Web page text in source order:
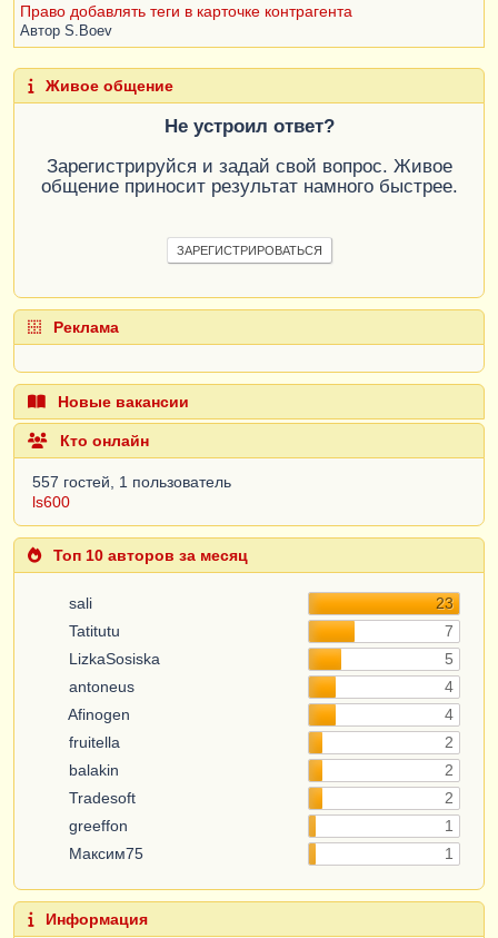
Право добавлять теги в карточке контрагента
Автор S.Boev
Живое общение
Не устроил ответ?
Зарегистрируйся и задай свой вопрос. Живое
общение приносит результат намного быстрее.
ЗАРЕГИСТРИРОВАТЬСЯ
Реклама
Новые вакансии
Кто онлайн
557 гостей, 1 пользователь
ls600
Топ 10 авторов за месяц
sali
23
Tatitutu
7
LizkaSosiska
5
antoneus
4
Afinogen
4
fruitella
2
balakin
2
Tradesoft
2
greeffon
1
Максим75
1
Информация